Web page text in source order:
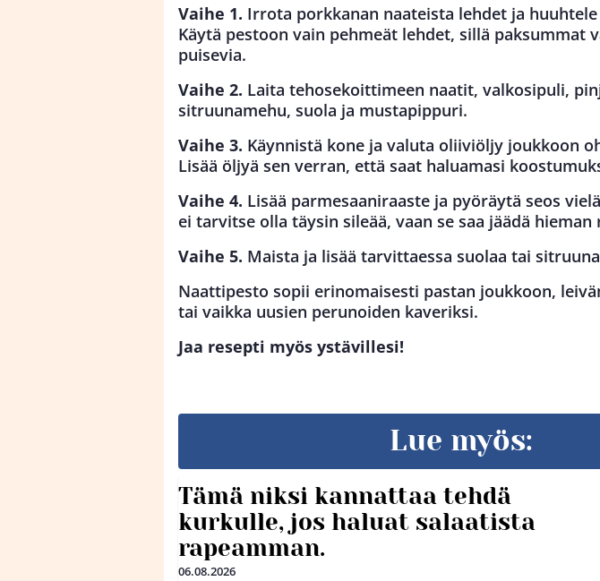
Vaihe 1. Irrota porkkanan naateista lehdet ja
Käytä pestoon vain pehmeät lehdet, sillä paksummat
puisevia.
Vaihe 2. Laita tehosekoittimeen naatit, valkosipuli,
sitruunamehu, suola ja mustapippuri.
Vaihe 3. Käynnistä kone ja valuta oliiviöljy joukkoon
Lisää öljyä sen verran, että saat haluamasi
Vaihe 4. Lisää parmesaaniraaste ja pyöräytä seos
ei tarvitse olla täysin sileää, vaan se saa jäädä hieman
Vaihe 5. Maista ja lisää tarvittaessa suolaa tai
Naattipesto sopii erinomaisesti pastan joukkoon,
tai vaikka uusien perunoiden kaveriksi.
Jaa resepti myös ystävillesi!
Lue myös:
Tämä niksi kannattaa tehdä
kurkulle, jos haluat salaatista
rapeamman.
06.08.2026